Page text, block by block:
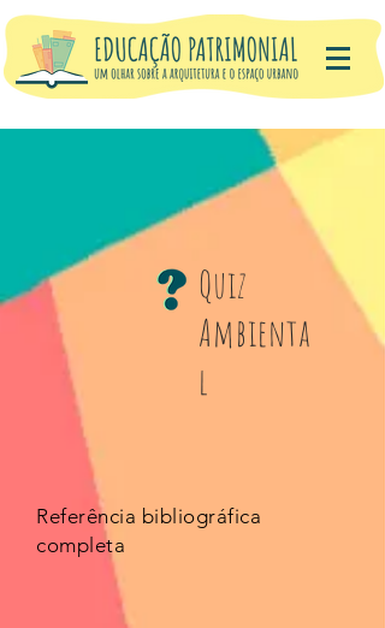
Referência bibliográfica
completa
Quiz
Ambienta
l